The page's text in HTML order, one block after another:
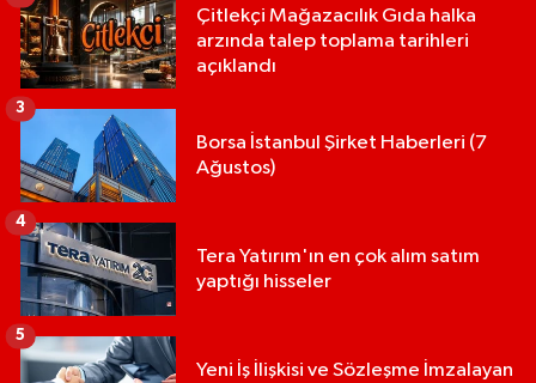
Çitlekçi Mağazacılık Gıda halka
arzında talep toplama tarihleri
açıklandı
Borsa İstanbul Şirket Haberleri (7
Ağustos)
3
Tera Yatırım'ın en çok alım satım
yaptığı hisseler
4
Yeni İş İlişkisi ve Sözleşme İmzalayan
5